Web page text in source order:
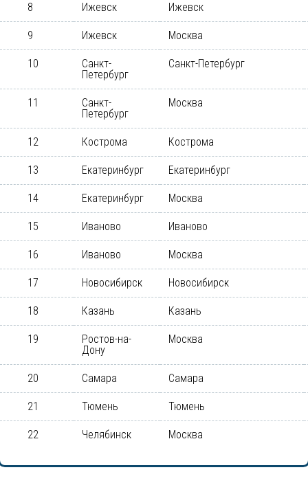
8 Ижевск Ижевск
9 Ижевск Москва
10
Санкт-
Петербург
Санкт-Петербург
11
Санкт-
Петербург
Москва
12 Кострома Кострома
13 Екатеринбург Екатеринбург
14 Екатеринбург Москва
15 Иваново Иваново
16 Иваново Москва
17 Новосибирск Новосибирск
18 Казань Казань
19
Ростов-на-
Дону
Москва
20 Самара Самара
21 Тюмень Тюмень
22 Челябинск Москва